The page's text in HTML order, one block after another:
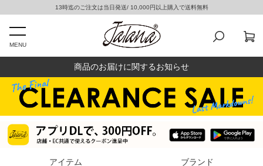
13時迄のご注文は当日発送/ 10,000円以上購入で送料無料
MENU
商品のお届けに関するお知らせ
アイテム ブランド